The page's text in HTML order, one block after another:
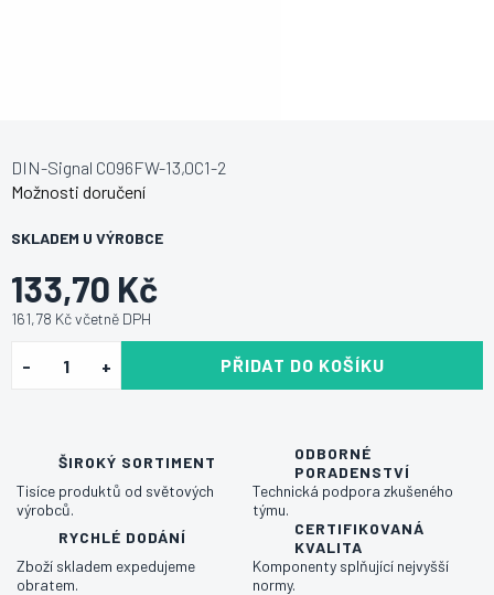
133,70 Kč
161,78 Kč včetně DPH
SKLADEM U VÝROBCE
Možnosti doručení
PŘIDAT DO KOŠÍKU
DIN-Signal C096FW-13,0C1-2
ŠIROKÝ SORTIMENT
Tisíce produktů od světových
výrobců.
ODBORNÉ
PORADENSTVÍ
Technická podpora zkušeného
týmu.
RYCHLÉ DODÁNÍ
Zboží skladem expedujeme
obratem.
CERTIFIKOVANÁ
KVALITA
Komponenty splňující nejvyšší
normy.